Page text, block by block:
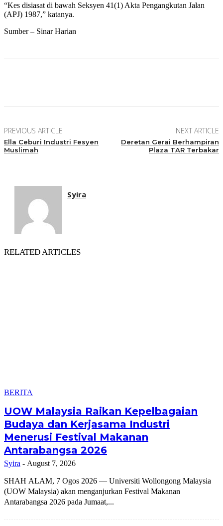
“Kes disiasat di bawah Seksyen 41(1) Akta Pengangkutan Jalan
(APJ) 1987,” katanya.
Sumber – Sinar Harian
PREVIOUS ARTICLE
Ella Ceburi Industri Fesyen
Muslimah
NEXT ARTICLE
Deretan Gerai Berhampiran
Plaza TAR Terbakar
Syira
RELATED ARTICLES
BERITA
UOW Malaysia Raikan Kepelbagaian
Budaya dan Kerjasama Industri
Menerusi Festival Makanan
Antarabangsa 2026
Syira - August 7, 2026
SHAH ALAM, 7 Ogos 2026 — Universiti Wollongong Malaysia
(UOW Malaysia) akan menganjurkan Festival Makanan
Antarabangsa 2026 pada Jumaat,...